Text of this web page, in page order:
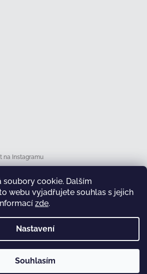
soubory cookie. Dalším
webu vyjadřujete souhlas s jejich
zde.
Nastavení
Souhlasím
na Instagramu
test
Copyright 2026Honsová shop
vyhrazena.